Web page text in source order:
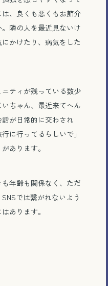
、良くも悪くもお節介
隣の人を最近見ないけ
かけたり、病気をした
ティが残っている数少
ちゃん、最近来てへん
が日常的に交わされ
に行ってるらしいで」
あります。
年齢も関係なく、ただ
では繋がれないよう
あります。